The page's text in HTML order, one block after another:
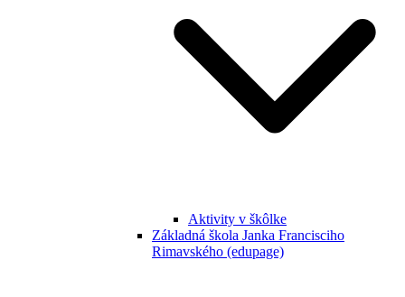
Aktivity v škôlke
Základná škola Janka Francisciho
Rimavského (edupage)